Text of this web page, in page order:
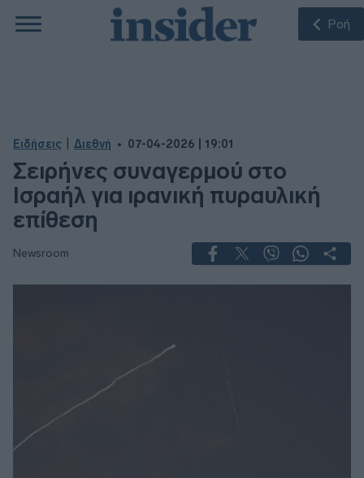
Ροή
Ειδήσεις Διεθνή 07-04-2026 | 19:01
Σειρήνες συναγερμού στο
Ισραήλ για ιρανική πυραυλική
επίθεση
Newsroom